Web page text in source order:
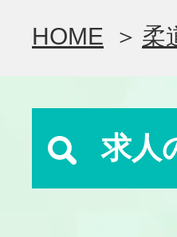
HOME 柔
求人